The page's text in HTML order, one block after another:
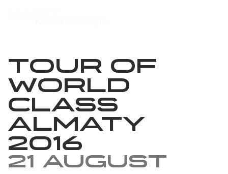
Tour of
World
Class
Almaty
2016
21 August